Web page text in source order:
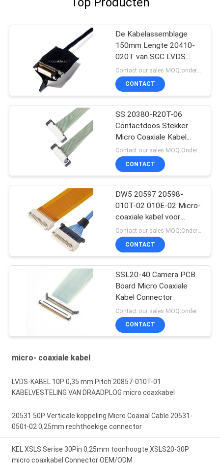
De Kabelassemblage
150mm Lengte 20410-
020T van SGC LVDS
voor LCD het Scherm
CONTACT
SS 20380-R20T-06
Contactdoos Stekker
Micro Coaxiale Kabel
Connector
Contact our sales MOQ:Onderhandelbaar
CONTACT
DW5 20597 20598-
010T-02 010E-02 Micro-
coaxiale kabel voor
ontvangstplug
Contact our sales MOQ:Onderhandelbaar
CONTACT
SSL20-40 Camera PCB
Board Micro Coaxiale
Kabel Connector
CONTACT
micro- coaxiale kabel
LVDS-KABEL 10P 0,35 mm Pitch 20857-010T-01
KABELVESTELING VAN DRAADPLOG micro coaxkabel
20531 50P Verticale koppeling Micro Coaxial Cable 20531-
050t-02 0,25mm rechthoekige connector
KEL XSLS Serise 30Pin 0,25mm toonhoogte XSLS20-30P
micro coaxkabel Connector OEM/ODM